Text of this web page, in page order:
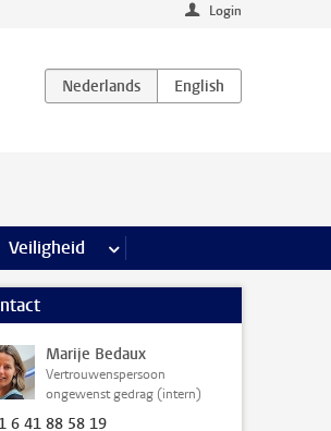
Login
Communicatie & Marketing pagina’s
Veiligheid meer Veiligheid pagina’s
Marije Bedaux
Vertrouwenspersoon
ongewenst gedrag (intern)
6 41 88 58 19